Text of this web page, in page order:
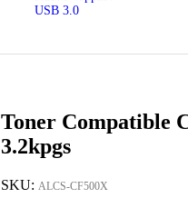
Toner Compatible
3.2kpgs
SKU: ALCS-CF500X